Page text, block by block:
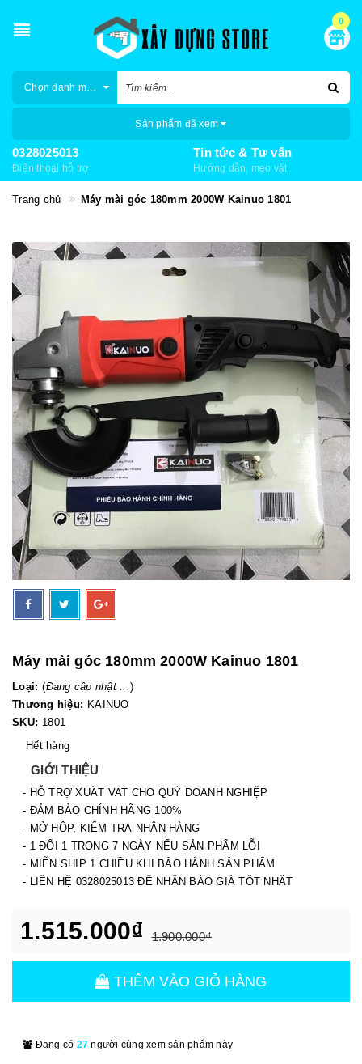
0
Chọn danh mục
Sản phẩm đã xem
0328025013
Điện thoại hỗ trợ
Tin tức & Tư vấn
Hướng dẫn, mẹo vặt
Trang chủ Máy mài góc 180mm 2000W Kainuo 1801
Máy mài góc 180mm 2000W Kainuo 1801
Loại: (Đang cập nhật ...)
Thương hiệu: KAINUO
SKU: 1801
Hết hàng
GIỚI THIỆU
- HỖ TRỢ XUẤT VAT CHO QUÝ DOANH NGHIỆP
- ĐẢM BẢO CHÍNH HÃNG 100%
- MỞ HỘP, KIỂM TRA NHẬN HÀNG
- 1 ĐỔI 1 TRONG 7 NGÀY NẾU SẢN PHẨM LỖI
- MIỄN SHIP 1 CHIỀU KHI BẢO HÀNH SẢN PHẨM
- LIÊN HỆ 0328025013 ĐỂ NHẬN BÁO GIÁ TỐT NHẤT
1.515.000₫ 1.900.000₫
THÊM VÀO GIỎ HÀNG
Đang có 27 người cùng xem sản phẩm này